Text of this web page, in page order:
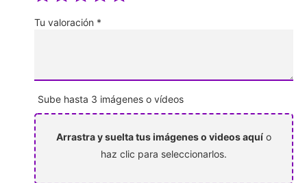
Tu valoración *
Sube hasta 3 imágenes o vídeos
Arrastra y suelta tus imágenes o videos aquí o
haz clic para seleccionarlos.